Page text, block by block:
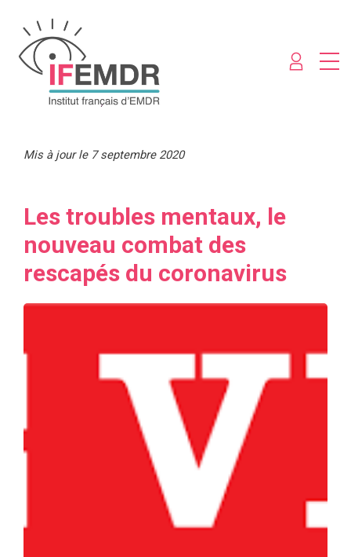
Les troubles mentaux, le
nouveau combat des
rescapés du coronavirus
Mis à jour le 7 septembre 2020